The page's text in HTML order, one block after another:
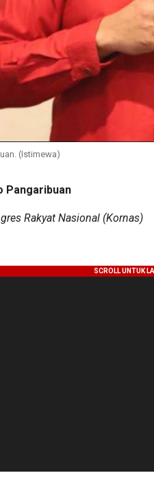
(Istimewa)
Pangaribuan
Rakyat Nasional (Kornas)